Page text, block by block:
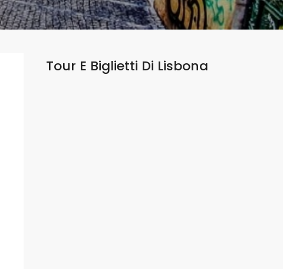
Tour E Biglietti Di Lisbona